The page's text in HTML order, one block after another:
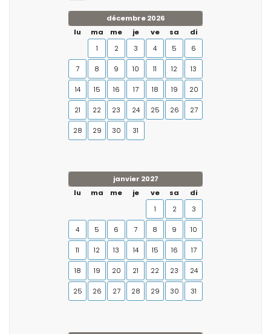
décembre 2026
lu
ma me je ve sa
di
1
2 3 4 5 6
7 8 9 10 11 12 13
14 15 16 17 18 19 20
21 22 23 24 25 26 27
28 29 30 31
janvier 2027
lu
ma me je ve sa
di
1
2 3
4 5 6 7 8 9 10
11 12 13 14 15 16 17
18 19 20 21 22 23 24
25 26 27 28 29 30 31